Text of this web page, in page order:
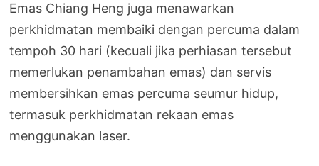
Emas Chiang Heng juga menawarkan
perkhidmatan membaiki dengan percuma dalam
tempoh 30 hari (kecuali jika perhiasan tersebut
memerlukan penambahan emas) dan servis
membersihkan emas percuma seumur hidup,
termasuk perkhidmatan rekaan emas
menggunakan laser.